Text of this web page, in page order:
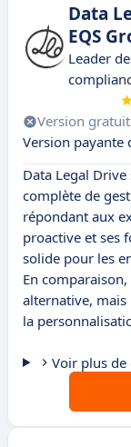
Data
EQS
Leader
Version
Version payante
Data Legal
complète de
répondant aux
proactive et ses
solide pour les
En
alternative,
la
Voir plus de